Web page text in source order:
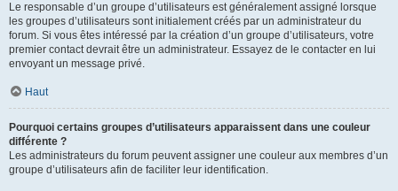
Le responsable d’un groupe d’utilisateurs est généralement assigné lorsque
les groupes d’utilisateurs sont initialement créés par un administrateur du
forum. Si vous êtes intéressé par la création d’un groupe d’utilisateurs, votre
premier contact devrait être un administrateur. Essayez de le contacter en lui
envoyant un message privé.
Haut
Pourquoi certains groupes d’utilisateurs apparaissent dans une couleur
différente ?
Les administrateurs du forum peuvent assigner une couleur aux membres d’un
groupe d’utilisateurs afin de faciliter leur identification.